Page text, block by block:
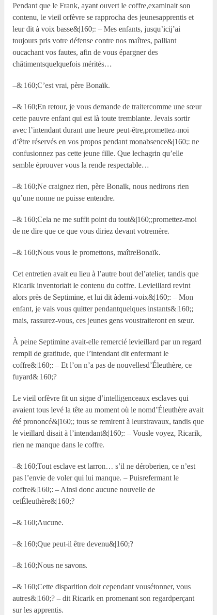
Pendant que le Frank, ayant ouvert le coffre,examinait son
contenu, le vieil orfèvre se rapprocha des jeunesapprentis et
leur dit à voix basse&|160;: – Mes enfants, jusqu’icij’ai
toujours pris votre défense contre nos maîtres, palliant
oucachant vos fautes, afin de vous épargner des
châtimentsquelquefois mérités…
–&|160;C’est vrai, père Bonaïk.
–&|160;En retour, je vous demande de traitercomme une sœur
cette pauvre enfant qui est là toute tremblante. Jevais sortir
avec l’intendant durant une heure peut-être,promettez-moi
d’être réservés en vos propos pendant monabsence&|160;: ne
confusionnez pas cette jeune fille. Que lechagrin qu’elle
semble éprouver vous la rende respectable…
–&|160;Ne craignez rien, père Bonaïk, nous nedirons rien
qu’une nonne ne puisse entendre.
–&|160;Cela ne me suffit point du tout&|160;;promettez-moi
de ne dire que ce que vous diriez devant votremère.
–&|160;Nous vous le promettons, maîtreBonaïk.
Cet entretien avait eu lieu à l’autre bout del’atelier, tandis que
Ricarik inventoriait le contenu du coffre. Levieillard revint
alors près de Septimine, et lui dit àdemi-voix&|160;: – Mon
enfant, je vais vous quitter pendantquelques instants&|160;;
mais, rassurez-vous, ces jeunes gens voustraiteront en sœur.
À peine Septimine avait-elle remercié levieillard par un regard
rempli de gratitude, que l’intendant dit enfermant le
coffre&|160;: – Et l’on n’a pas de nouvellesd’Éleuthère, ce
fuyard&|160;?
Le vieil orfèvre fit un signe d’intelligenceaux esclaves qui
avaient tous levé la tête au moment où le nomd’Éleuthère avait
été prononcé&|160;; tous se remirent à leurstravaux, tandis que
le vieillard disait à l’intendant&|160;: – Vousle voyez, Ricarik,
rien ne manque dans le coffre.
–&|160;Tout esclave est larron… s’il ne déroberien, ce n’est
pas l’envie de voler qui lui manque. – Puisrefermant le
coffre&|160;: – Ainsi donc aucune nouvelle de
cetÉleuthère&|160;?
–&|160;Aucune.
–&|160;Que peut-il être devenu&|160;?
–&|160;Nous ne savons.
–&|160;Cette disparition doit cependant vousétonner, vous
autres&|160;? – dit Ricarik en promenant son regardperçant
sur les apprentis.